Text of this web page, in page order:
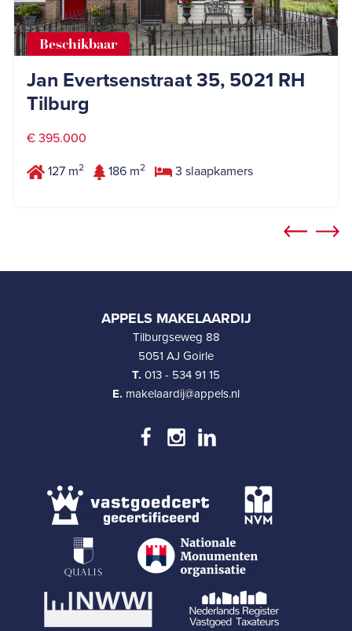
Beschikbaar
Jan Evertsenstraat 35, 5021 RH
Tilburg
€ 395.000
127 m2 186 m2 3 slaapkamers
APPELS MAKELAARDIJ
Tilburgseweg 88
5051 AJ Goirle
T. 013 - 534 91 15
E. makelaardij@appels.nl